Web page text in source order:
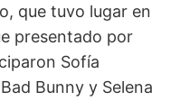
que tuvo lugar en
presentado por
Sofía
Bunny y Selena